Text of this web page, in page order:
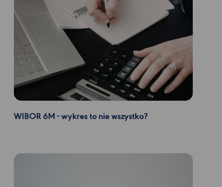
WIBOR 6M - wykres to nie wszystko?